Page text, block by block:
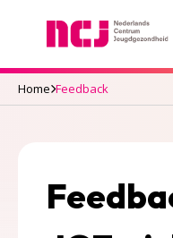
Home Feedback